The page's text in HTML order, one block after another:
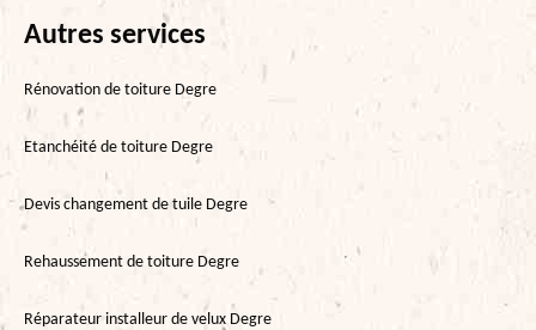
Autres services
Rénovation de toiture Degre
Etanchéité de toiture Degre
Devis changement de tuile Degre
Rehaussement de toiture Degre
Réparateur installeur de velux Degre